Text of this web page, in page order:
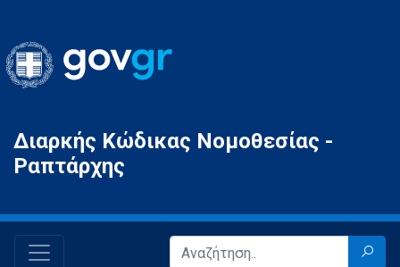
Gov.gr
Διαρκής Κώδικας Νομοθεσίας -
Ραπτάρχης